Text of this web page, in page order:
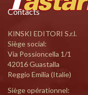
Contacts
KINSKI EDITORI S.r.l.
Siège social:
Via Possioncella 1/1
42016 Guastalla
Reggio Emilia (Italie)
Siège opérationnel: